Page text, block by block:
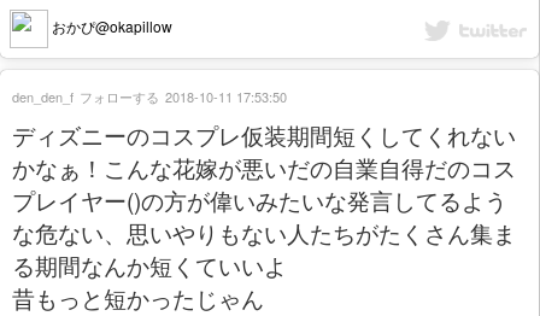
おかぴ@okapillow
ディズニーのコスプレ仮装期間短くしてくれない
かなぁ！こんな花嫁が悪いだの自業自得だのコス
プレイヤー()の方が偉いみたいな発言してるよう
な危ない、思いやりもない人たちがたくさん集ま
る期間なんか短くていいよ
昔もっと短かったじゃん
den_den_f フォローする 2018-10-11 17:53:50